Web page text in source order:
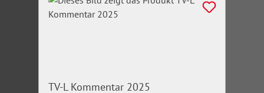
TV-L Kommentar 2025